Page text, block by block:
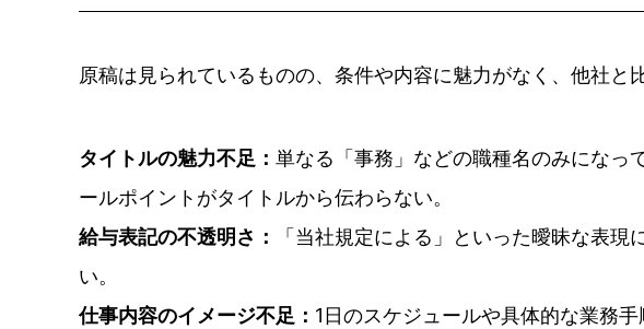
原稿は見られているものの、条件や内容に魅力がなく、他社と
タイトルの魅力不足： 単なる「事務」などの職種名のみになっ
ールポイントがタイトルから伝わらない。
給与表記の不透明さ：
「当社規定による」といった曖昧な表
い。
仕事内容のイメージ不足： 1日のスケジュールや具体的な業務